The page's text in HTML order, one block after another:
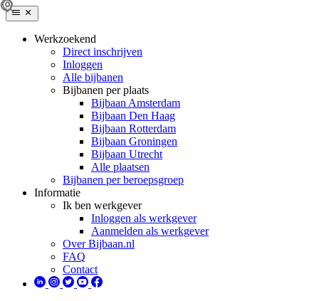
Werkzoekend
Direct inschrijven
Inloggen
Alle bijbanen
Bijbanen per plaats
Bijbaan Amsterdam
Bijbaan Den Haag
Bijbaan Rotterdam
Bijbaan Groningen
Bijbaan Utrecht
Alle plaatsen
Bijbanen per beroepsgroep
Informatie
Ik ben werkgever
Inloggen als werkgever
Aanmelden als werkgever
Over Bijbaan.nl
FAQ
Contact